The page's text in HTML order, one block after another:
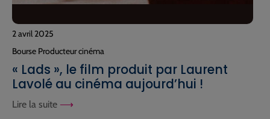
2 avril 2025
Bourse Producteur cinéma
« Lads », le film produit par Laurent
Lavolé au cinéma aujourd’hui !
Lire la suite